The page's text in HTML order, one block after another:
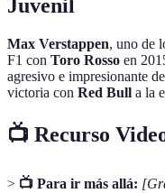
Juvenil
Max Verstappen, uno de
F1 con Toro Rosso en
agresivo e impresionante
victoria con Red Bull a la
📺 Recurso
> 📺 Para ir más allá: